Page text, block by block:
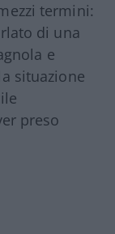
termini:
di una
e
situazione
preso